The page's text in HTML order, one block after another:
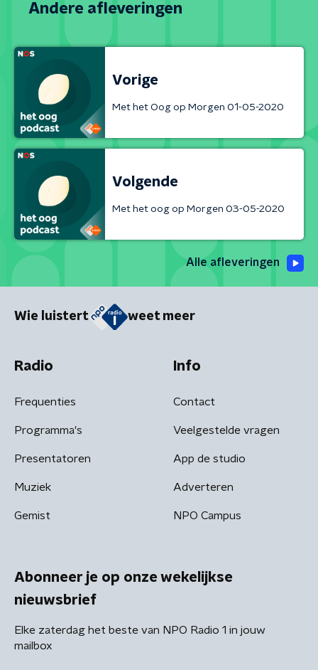
Andere afleveringen
Vorige
Met het Oog op Morgen 01-05-2020
Volgende
Met het oog op Morgen 03-05-2020
Alle afleveringen
Wie luistert weet meer
Radio
Frequenties
Programma's
Presentatoren
Muziek
Gemist
Info
Contact
Veelgestelde vragen
App de studio
Adverteren
NPO Campus
Abonneer je op onze wekelijkse
nieuwsbrief
Elke zaterdag het beste van NPO Radio 1 in jouw
mailbox